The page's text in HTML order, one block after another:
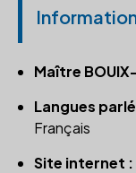
Maître
Langues
Français
Site internet :